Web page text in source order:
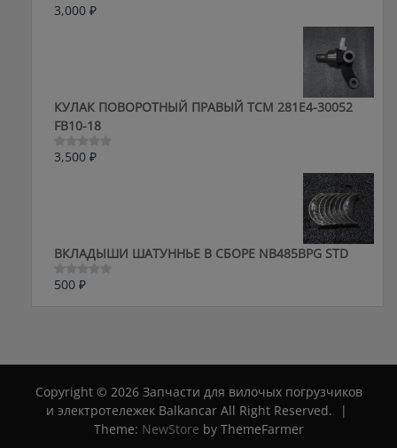
Оценка
3,000 ₽
КУЛАК ПОВОРОТНЫЙ ПРАВЫЙ ТСМ 281E4-30052
FB10-18
Оценка
3,500 ₽
ВКЛАДЫШИ ШАТУННЬЕ В СБОРЕ NB485BPG STD
Оценка
500 ₽
Copyright © 2026 Запчасти для вилочых погрузчиков
и электротележек Balkancar All Right Reserved.
|
Theme: NewStore by ThemeFarmer